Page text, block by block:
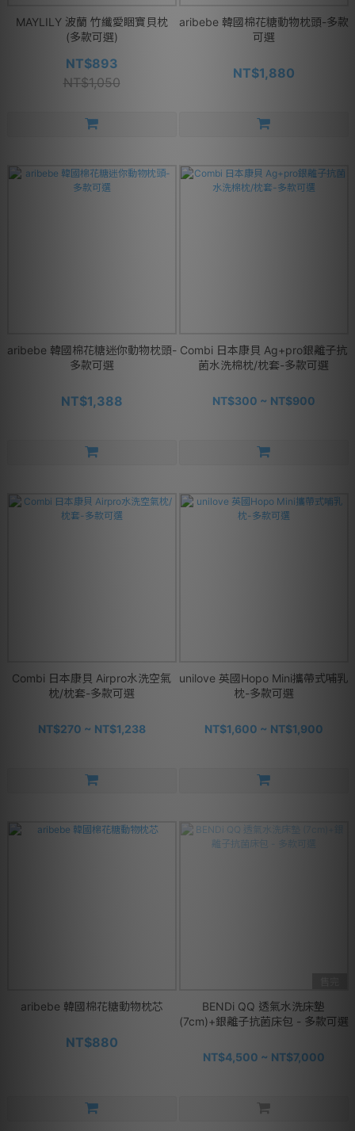
MAYLILY 波蘭 竹纖愛睏寶貝枕
(多款可選)
NT$893
NT$1,050
aribebe 韓國棉花糖動物枕頭-多款
可選
NT$1,880
aribebe 韓國棉花糖迷你動物枕頭-
多款可選
NT$1,388
Combi 日本康貝 Ag+pro銀離子抗
菌水洗棉枕/枕套-多款可選
NT$300 ~ NT$900
Combi 日本康貝 Airpro水洗空氣
枕/枕套-多款可選
NT$270 ~ NT$1,238
unilove 英國Hopo Mini攜帶式哺乳
枕-多款可選
NT$1,600 ~ NT$1,900
aribebe 韓國棉花糖動物枕芯
NT$880
BENDi QQ 透氣水洗床墊
(7cm)+銀離子抗菌床包 - 多款可選
NT$4,500 ~ NT$7,000